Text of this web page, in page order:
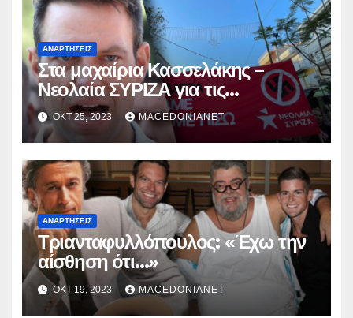
ΑΝΑΡΤΉΣΕΙΣ
Στα μαχαίρια Κασσελάκης –
Νεολαία ΣΥΡΙΖΑ για τις
διαγραφές.
ΟΚΤ 25, 2023 MACEDONIANET
ΑΝΑΡΤΉΣΕΙΣ
Τριανταφυλλόπουλος: «Έχω την
αίσθηση ότι…»
ΟΚΤ 19, 2023 MACEDONIANET